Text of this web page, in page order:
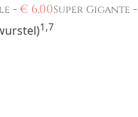
-€ 6,00Super Gigante -
1,7